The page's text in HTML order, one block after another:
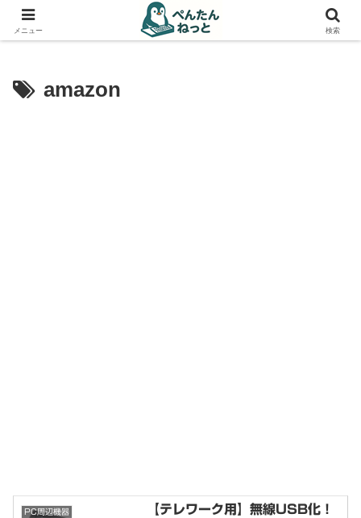
PCやガジェットの備忘録
amazon
PC周辺機器
【テレワーク用】無線USB化！
メニュー 検索